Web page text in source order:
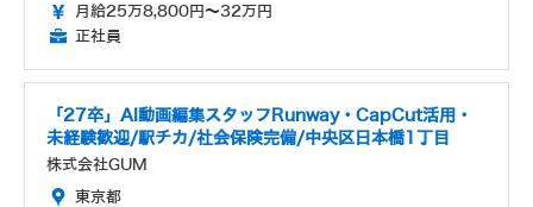
月給25万8,800円～32万円
正社員
「27卒」AI動画編集スタッフRunway・CapCut活用・
未経験歓迎/駅チカ/社会保険完備/中央区日本橋1丁目
株式会社GUM
東京都